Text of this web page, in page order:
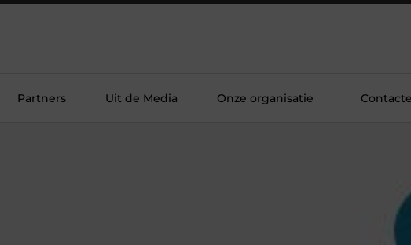
Partners Uit de Media Onze organisatie